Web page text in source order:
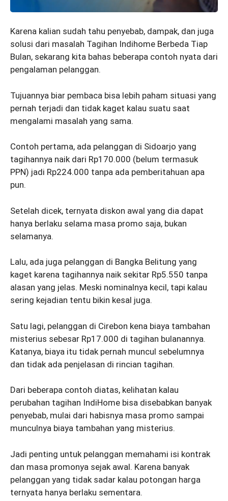
Karena kalian sudah tahu penyebab, dampak, dan juga
solusi dari masalah Tagihan Indihome Berbeda Tiap
Bulan, sekarang kita bahas beberapa contoh nyata dari
pengalaman pelanggan.
Tujuannya biar pembaca bisa lebih paham situasi yang
pernah terjadi dan tidak kaget kalau suatu saat
mengalami masalah yang sama.
Contoh pertama, ada pelanggan di Sidoarjo yang
tagihannya naik dari Rp170.000 (belum termasuk
PPN) jadi Rp224.000 tanpa ada pemberitahuan apa
pun.
Setelah dicek, ternyata diskon awal yang dia dapat
hanya berlaku selama masa promo saja, bukan
selamanya.
Lalu, ada juga pelanggan di Bangka Belitung yang
kaget karena tagihannya naik sekitar Rp5.550 tanpa
alasan yang jelas. Meski nominalnya kecil, tapi kalau
sering kejadian tentu bikin kesal juga.
Satu lagi, pelanggan di Cirebon kena biaya tambahan
misterius sebesar Rp17.000 di tagihan bulanannya.
Katanya, biaya itu tidak pernah muncul sebelumnya
dan tidak ada penjelasan di rincian tagihan.
Dari beberapa contoh diatas, kelihatan kalau
perubahan tagihan IndiHome bisa disebabkan banyak
penyebab, mulai dari habisnya masa promo sampai
munculnya biaya tambahan yang misterius.
Jadi penting untuk pelanggan memahami isi kontrak
dan masa promonya sejak awal. Karena banyak
pelanggan yang tidak sadar kalau potongan harga
ternyata hanya berlaku sementara.